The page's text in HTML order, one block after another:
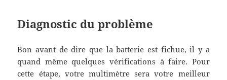
Diagnostic du problème
Bon avant de dire que la batterie est fichue, il y a
quand même quelques vérifications à faire. Pour
cette étape, votre multimètre sera votre meilleur